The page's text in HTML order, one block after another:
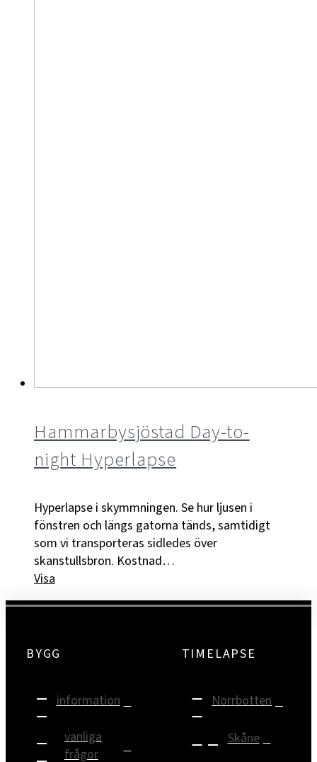
Hammarbysjöstad Day-to-
night Hyperlapse
Hyperlapse i skymmningen. Se hur ljusen i
fönstren och längs gatorna tänds, samtidigt
som vi transporteras sidledes över
skanstullsbron. Kostnad…
Visa
BYGG
information
vanliga
frågor
TIMELAPSE
Norrbotten
Skåne